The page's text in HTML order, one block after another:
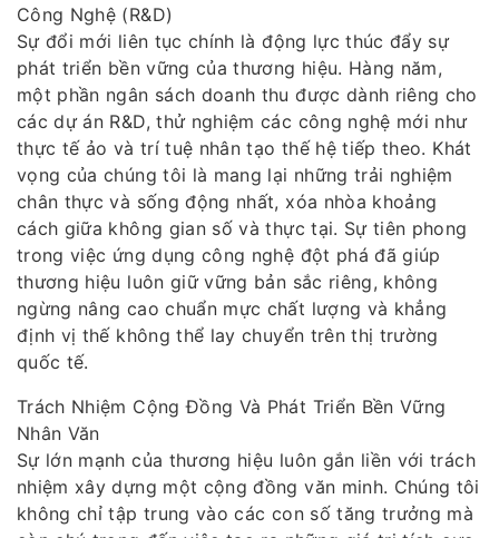
Công Nghệ (R&D)
Sự đổi mới liên tục chính là động lực thúc đẩy sự
phát triển bền vững của thương hiệu. Hàng năm,
một phần ngân sách doanh thu được dành riêng cho
các dự án R&D, thử nghiệm các công nghệ mới như
thực tế ảo và trí tuệ nhân tạo thế hệ tiếp theo. Khát
vọng của chúng tôi là mang lại những trải nghiệm
chân thực và sống động nhất, xóa nhòa khoảng
cách giữa không gian số và thực tại. Sự tiên phong
trong việc ứng dụng công nghệ đột phá đã giúp
thương hiệu luôn giữ vững bản sắc riêng, không
ngừng nâng cao chuẩn mực chất lượng và khẳng
định vị thế không thể lay chuyển trên thị trường
quốc tế.
Trách Nhiệm Cộng Đồng Và Phát Triển Bền Vững
Nhân Văn
Sự lớn mạnh của thương hiệu luôn gắn liền với trách
nhiệm xây dựng một cộng đồng văn minh. Chúng tôi
không chỉ tập trung vào các con số tăng trưởng mà